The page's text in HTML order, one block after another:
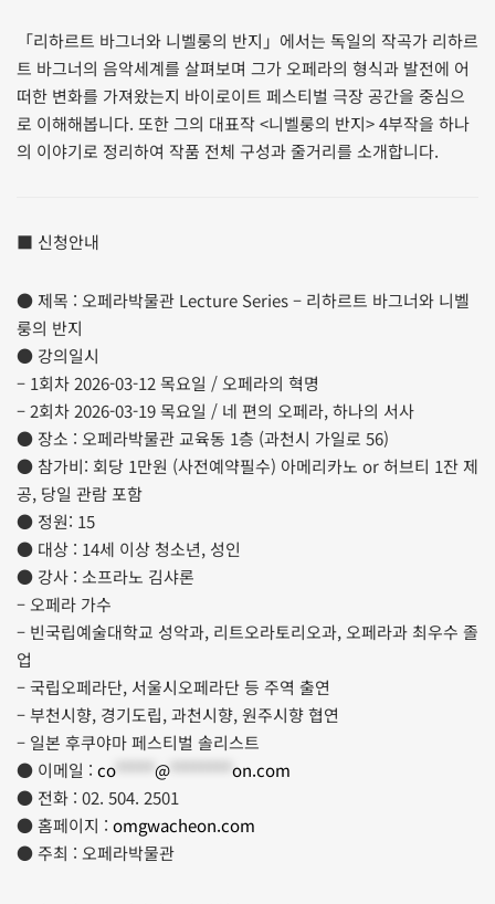
「리하르트 바그너와 니벨룽의 반지」에서는 독일의 작곡가 리하르
트 바그너의 음악세계를 살펴보며 그가 오페라의 형식과 발전에 어
떠한 변화를 가져왔는지 바이로이트 페스티벌 극장 공간을 중심으
로 이해해봅니다. 또한 그의 대표작 <니벨룽의 반지> 4부작을 하나
의 이야기로 정리하여 작품 전체 구성과 줄거리를 소개합니다.
■ 신청안내
● 제목 : 오페라박물관 Lecture Series – 리하르트 바그너와 니벨
룽의 반지
● 강의일시
– 1회차 2026-03-12 목요일 / 오페라의 혁명
– 2회차 2026-03-19 목요일 / 네 편의 오페라, 하나의 서사
● 장소 : 오페라박물관 교육동 1층 (과천시 가일로 56)
● 참가비: 회당 1만원 (사전예약필수) 아메리카노 or 허브티 1잔 제
공, 당일 관람 포함
● 정원: 15
● 대상 : 14세 이상 청소년, 성인
● 강사 : 소프라노 김샤론
– 오페라 가수
– 빈국립예술대학교 성악과, 리트오라토리오과, 오페라과 최우수 졸
업
– 국립오페라단, 서울시오페라단 등 주역 출연
– 부천시향, 경기도립, 과천시향, 원주시향 협연
– 일본 후쿠야마 페스티벌 솔리스트
● 이메일 : co @
on.com
● 전화 : 02. 504. 2501
● 홈페이지 : omgwacheon.com
● 주최 : 오페라박물관